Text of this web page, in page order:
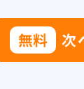
無料 次